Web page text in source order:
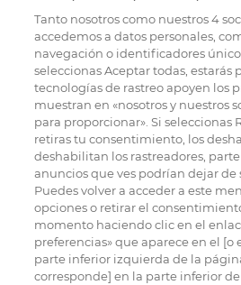
Tanto nosotros como nuestros4
accedemos a datos personales,
navegación o identificadores
seleccionas Aceptar todas,
tecnologías de rastreo apoyen los
muestran en «nosotros y nuestros
para proporcionar». Si seleccionas
retiras tu consentimiento, los
deshabilitan los rastreadores,
anuncios que ves podrían dejar de
Puedes volver a acceder a este
opciones o retirar el
momento haciendo clic en el
preferencias» que aparece en el [o
parte inferior izquierda de la
corresponde] en la parte inferior